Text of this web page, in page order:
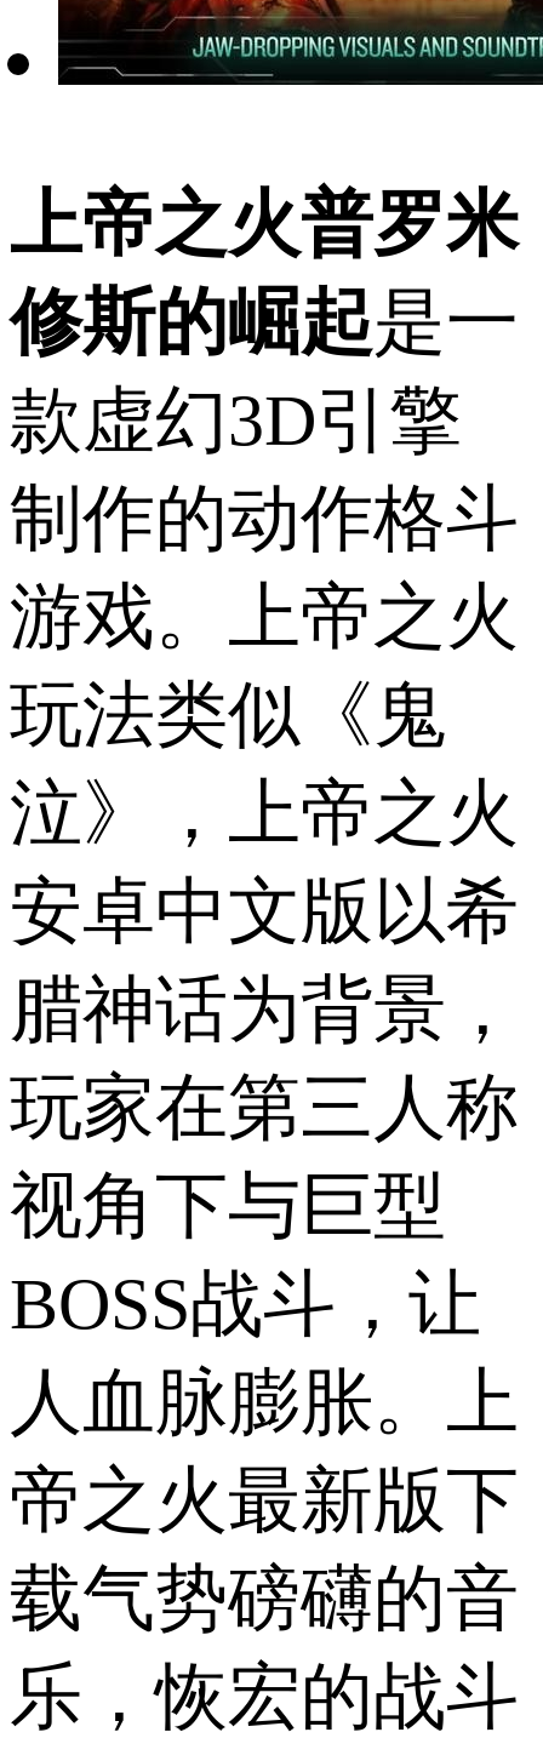
上帝之火普罗米
修斯的崛起是一
款虚幻3D引擎
制作的动作格斗
游戏。上帝之火
玩法类似《鬼
泣》，上帝之火
安卓中文版以希
腊神话为背景，
玩家在第三人称
视角下与巨型
BOSS战斗，让
人血脉膨胀。上
帝之火最新版下
载气势磅礴的音
乐，恢宏的战斗